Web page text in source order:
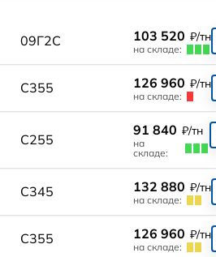
09Г2С 103 520 ₽/тн
на складе:
С355 126 960 ₽/тн
на складе:
С255
91 840 ₽/тн
на
складе:
С345 132 880 ₽/тн
на складе:
С355 126 960 ₽/тн
на складе: